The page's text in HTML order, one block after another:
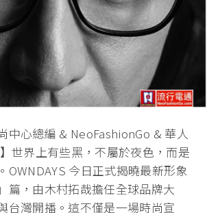
中心總編 & NeoFashionGo & 華人
世界上有些黑，不屬於夜色，而是
OWNDAYS 今日正式揭曉最新形象
篇，由木村拓哉擔任全球品牌大
台灣開播。這不僅是一場時尚宣